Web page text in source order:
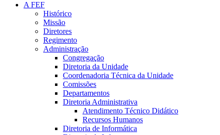
A FEF
Histórico
Missão
Diretores
Regimento
Administração
Congregação
Diretoria da Unidade
Coordenadoria Técnica da Unidade
Comissões
Departamentos
Diretoria Administrativa
Atendimento Técnico Didático
Recursos Humanos
Diretoria de Informática